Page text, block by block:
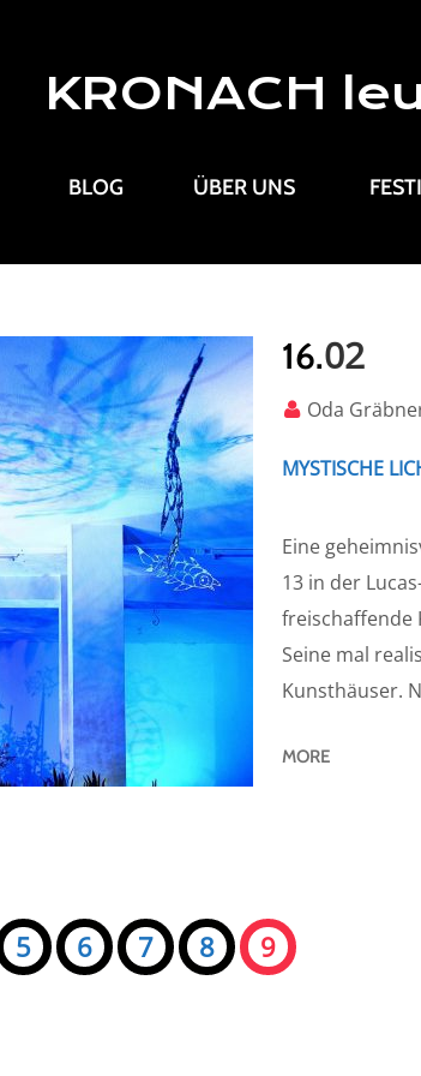
KRONACH
BLOG ÜBER UNS
16.02
Oda
MYSTISCHE
Eine
13 in der
freischaffende
Seine mal
Kunsthäuser.
MORE
5 6 7 8 9